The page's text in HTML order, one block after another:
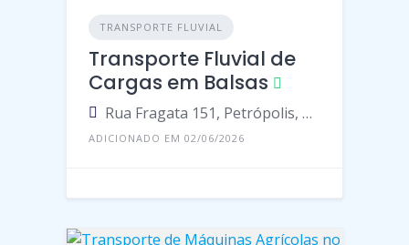
TRANSPORTE FLUVIAL
Transporte Fluvial de
Cargas em Balsas
Rua Fragata 151, Petrópolis, Manaus - Amazonas, 69067, Brasil
ADICIONADO EM 02/06/2026